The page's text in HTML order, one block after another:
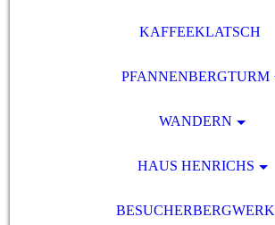
KAFFEEKLATSCH
PFANNENBERGTURM
WANDERN
HAUS HENRICHS
BESUCHERBERGWERK